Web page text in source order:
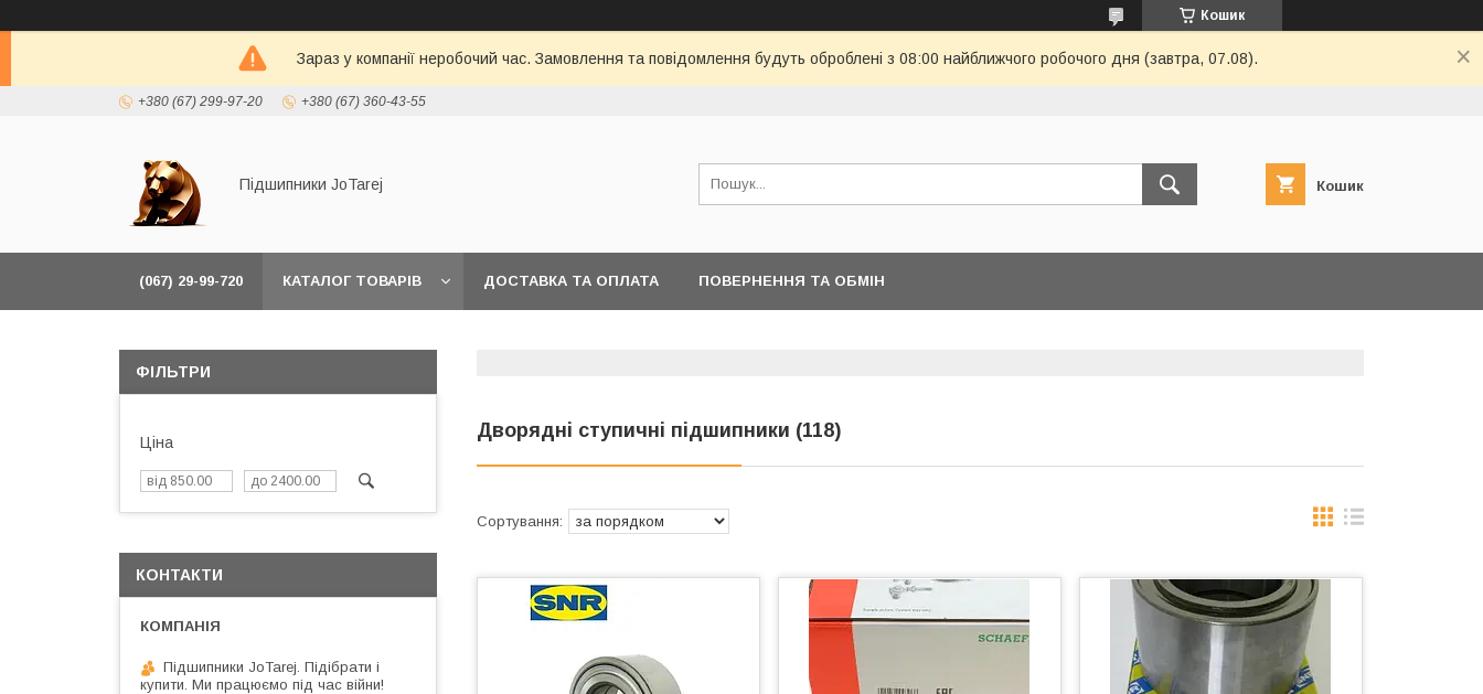
Кошик
Зараз у компанії неробочий час. Замовлення та повідомлення будуть оброблені з 08:00 найближчого робочого дня (завтра, 07.08).
+380 (67) 299-97-20 +380 (67) 360-43-55
Підшипники JoTarej Кошик
(067) 29-99-720 КАТАЛОГ ТОВАРІВ ДОСТАВКА ТА ОПЛАТА ПОВЕРНЕННЯ ТА ОБМІН
Дворядні ступичні підшипники (118)
ФІЛЬТРИ
Ціна
КОНТАКТИ
Підшипники JoTarej. Підібрати і
купити. Ми працюємо під час війни!